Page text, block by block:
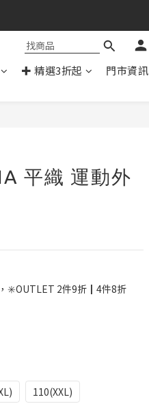
✚ 精選3折起 門市資訊
平織 運動外
✳️OUTLET 2件9折┃4件8折
110(XXL)